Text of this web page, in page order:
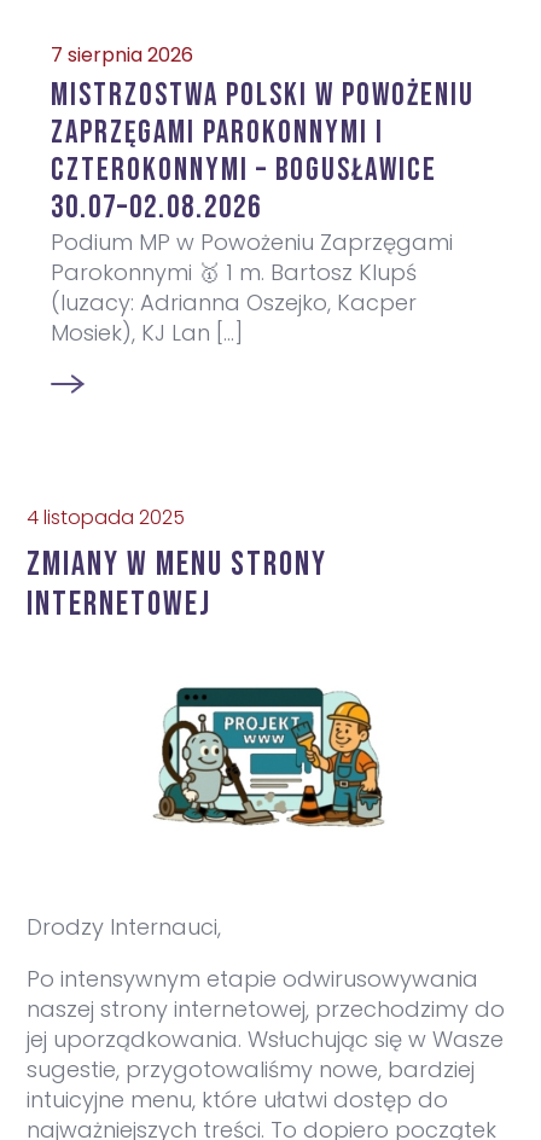
7 sierpnia 2026
Mistrzostwa Polski w Powożeniu
Zaprzęgami Parokonnymi i
Czterokonnymi – Bogusławice
30.07–02.08.2026
Podium MP w Powożeniu Zaprzęgami
Parokonnymi 🥇 1 m. Bartosz Klupś
(luzacy: Adrianna Oszejko, Kacper
Mosiek), KJ Lan [...]
Zmiany w menu strony
internetowej
4 listopada 2025
Drodzy Internauci,
Po intensywnym etapie odwirusowywania
naszej strony internetowej, przechodzimy do
jej uporządkowania. Wsłuchując się w Wasze
sugestie, przygotowaliśmy nowe, bardziej
intuicyjne menu, które ułatwi dostęp do
najważniejszych treści. To dopiero początek